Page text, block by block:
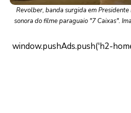
Revolber, banda surgida em
sonora do filme paraguaio "7 Caixas".